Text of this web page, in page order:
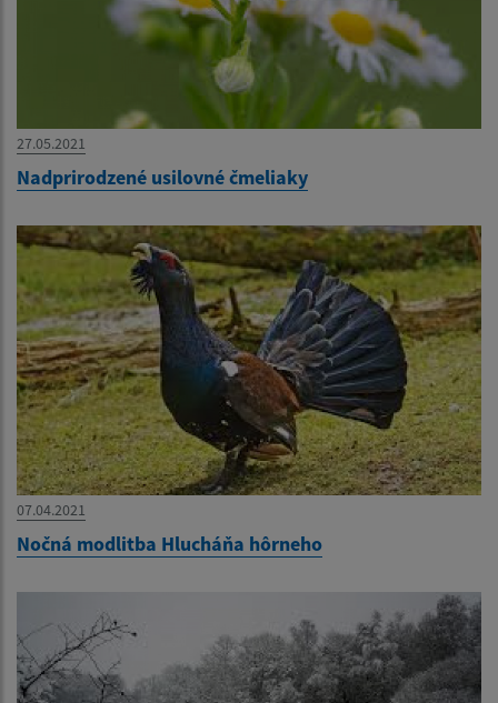
27.05.2021
Nadprirodzené usilovné čmeliaky
07.04.2021
Nočná modlitba Hlucháňa hôrneho